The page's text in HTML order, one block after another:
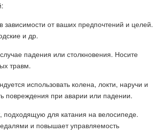
от ваших предпочтений и целей.
и др.
падения или столкновения. Носите
травм.
использовать колена, локти, наручи и
повреждения при аварии или падении.
для катания на велосипеде.
и повышает управляемость